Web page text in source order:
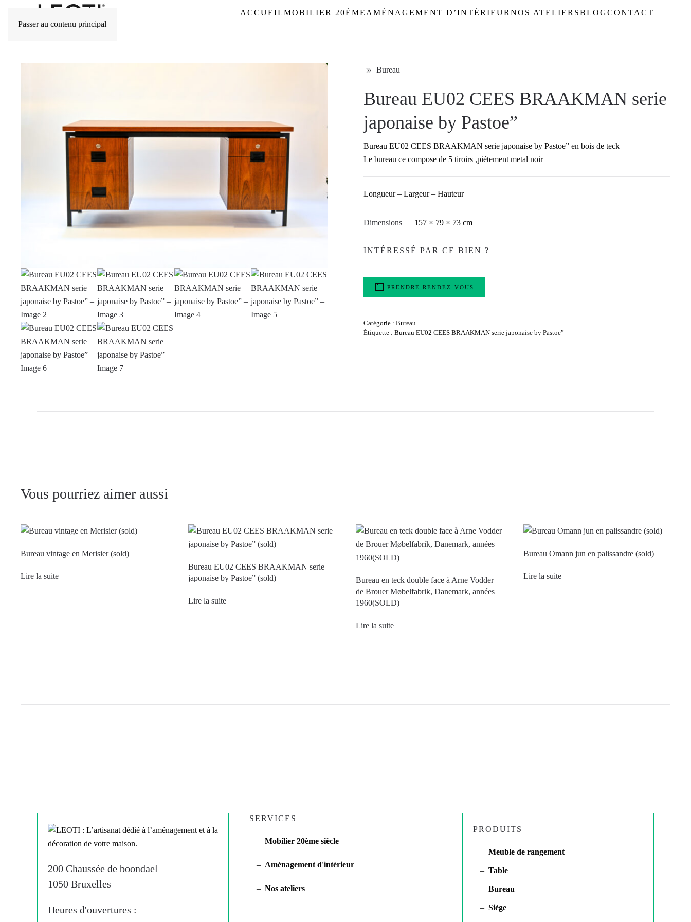
Passer au contenu principal
ACCUEILMOBILIER 20ÈME AMÉNAGEMENT D’INTÉRIEUR NOS ATELIERSBLOGCONTACT
Bureau
Bureau EU02 CEES BRAAKMAN serie
japonaise by Pastoe”
Bureau EU02 CEES BRAAKMAN serie japonaise by Pastoe” en bois de teck
Le bureau ce compose de 5 tiroirs ,piétement metal noir
Longueur – Largeur – Hauteur
Dimensions 157 × 79 × 73 cm
INTÉRESSÉ PAR CE BIEN ?
PRENDRE RENDEZ-VOUS
Catégorie : Bureau
Étiquette : Bureau EU02 CEES BRAAKMAN serie japonaise by Pastoe”
Vous pourriez aimer aussi
Bureau vintage en Merisier (sold)
Lire la suite
Bureau EU02 CEES BRAAKMAN serie
japonaise by Pastoe” (sold)
Lire la suite
Bureau en teck double face à Arne Vodder
de Brouer Møbelfabrik, Danemark, années
1960(SOLD)
Lire la suite
Bureau Omann jun en palissandre (sold)
Lire la suite
200 Chaussée de boondael
1050 Bruxelles
Heures d'ouvertures :
SERVICES
Mobilier 20ème siècle
Aménagement d'intérieur
Nos ateliers
PRODUITS
Meuble de rangement
Table
Bureau
Siège